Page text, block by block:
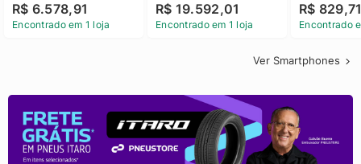
R$ 6.578,91
Encontrado em 1 loja
R$ 19.592,01
Encontrado em 1 loja
R$
Encontrado
Ver Smartphones